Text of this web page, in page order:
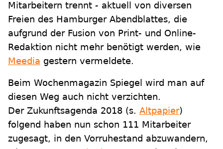
Mitarbeitern trennt - aktuell von diversen
Freien des Hamburger Abendblattes, die
aufgrund der Fusion von Print- und Online-
Redaktion nicht mehr benötigt werden, wie
Meedia gestern vermeldete.
Beim Wochenmagazin Spiegel wird man auf
diesen Weg auch nicht verzichten.
Der Zukunftsagenda 2018 (s. Altpapier)
folgend haben nun schon 111 Mitarbeiter
zugesagt, in den Vorruhestand abzuwandern,